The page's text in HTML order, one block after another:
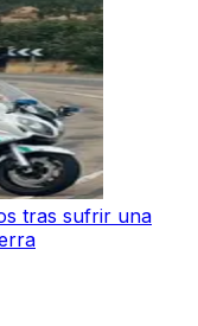
tras sufrir una